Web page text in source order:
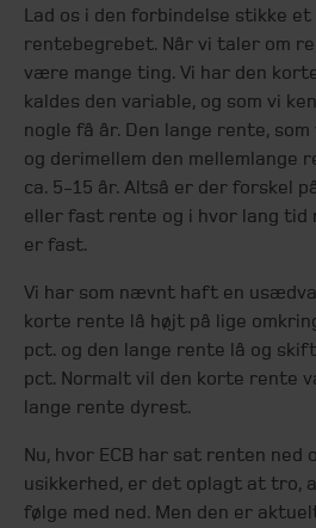
Lad os i den forbindelse stikke
rentebegrebet. Når vi taler om
være mange ting. Vi har den
kaldes den variable, og som vi
nogle få år. Den lange rente,
og derimellem den mellemlange
ca. 5-15 år. Altså er der forskel
eller fast rente og i hvor lang tid
er fast.
Vi har som nævnt haft en
korte rente lå højt på lige
pct. og den lange rente lå og
pct. Normalt vil den korte rente
lange rente dyrest.
Nu, hvor ECB har sat renten ned
usikkerhed, er det oplagt at tro,
følge med ned. Men den er